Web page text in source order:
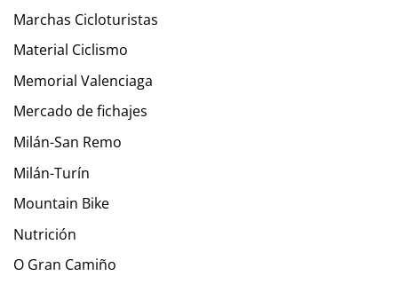
Marchas Cicloturistas
Material Ciclismo
Memorial Valenciaga
Mercado de fichajes
Milán-San Remo
Milán-Turín
Mountain Bike
Nutrición
O Gran Camiño